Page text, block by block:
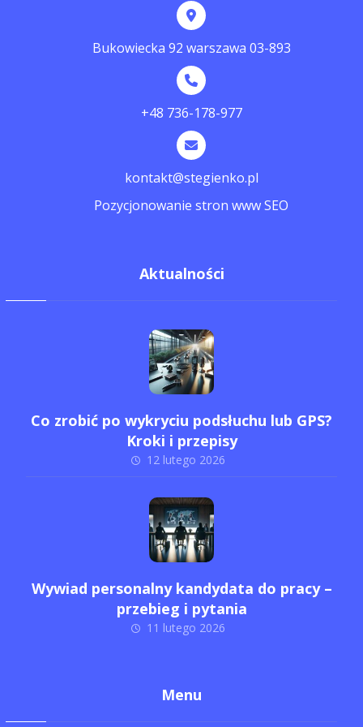
Bukowiecka 92 warszawa 03-893
+48 736-178-977
kontakt@stegienko.pl
Pozycjonowanie stron www SEO
Aktualności
Co zrobić po wykryciu podsłuchu lub GPS?
Kroki i przepisy
12 lutego 2026
Wywiad personalny kandydata do pracy –
przebieg i pytania
11 lutego 2026
Menu